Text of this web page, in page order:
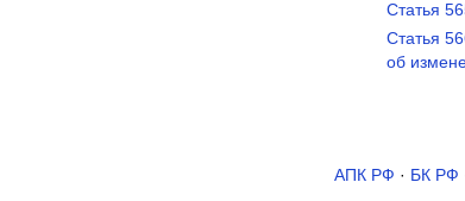
Статья
Статья
об
АПК РФ · БК РФ